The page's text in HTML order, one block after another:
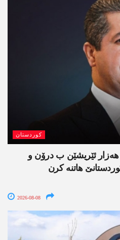
کوردستان
ئێریشێن ب درۆن و
ھاتنە کرن
2026-08-08